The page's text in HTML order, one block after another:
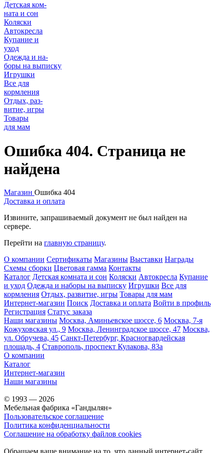
Детская ком-
ната и сон
Коляски
Автокресла
Купание и
уход
Одежда и на-
боры на выписку
Игрушки
Все для
кормления
Отдых, раз-
витие, игры
Товары
для мам
Ошибка 404. Страница не
найдена
Магазин Ошибка 404
Доставка и оплата
Извините, запрашиваемый документ не был найден на
сервере.
Перейти на главную страницу.
О компании Сертификаты Магазины Выставки Награды
Схемы сборки Цветовая гамма Контакты
Каталог Детская комната и сон Коляски Автокресла Купание
и уход Одежда и наборы на выписку Игрушки Все для
кормления Отдых, развитие, игры Товары для мам
Интернет-магазин Поиск Доставка и оплата Войти в профиль
Регистрация Статус заказа
Наши магазины Москва, Аминьевское шоссе, 6 Москва, 7-я
Кожуховская ул., 9 Москва, Ленинградское шоссе, 47 Москва,
ул. Обручева, 45 Санкт-Петербург, Красногвардейская
площадь, 4 Ставрополь, проспект Кулакова, 83а
О компании
Каталог
Интернет-магазин
Наши магазины
© 1993 — 2026
Мебельная фабрика «Гандылян»
Пользовательское соглашение
Политика конфиденциальности
Соглашение на обработку файлов cookies
Обращаем ваше внимание на то, что данный интернет-сайт